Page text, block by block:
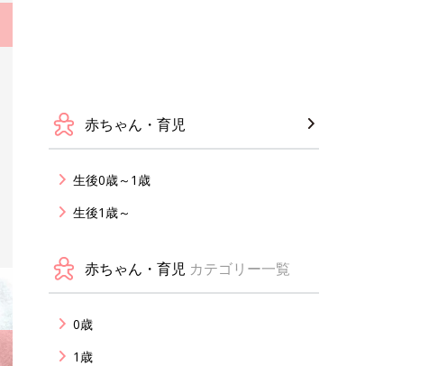
赤ちゃん・育児
生後0歳～1歳
生後1歳～
赤ちゃん・育児 カテゴリー一覧
0歳
1歳